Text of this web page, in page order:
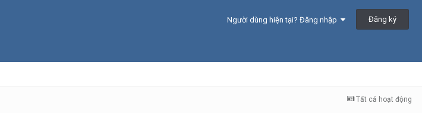
Người dùng hiện tại? Đăng nhập Đăng ký
Tất cả hoạt động